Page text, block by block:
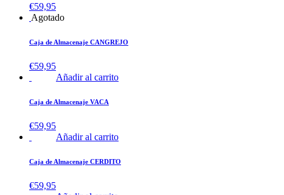
€59,95
Agotado
Caja de Almacenaje CANGREJO
€59,95
Añadir al carrito
Caja de Almacenaje VACA
€59,95
Añadir al carrito
Caja de Almacenaje CERDITO
€59,95